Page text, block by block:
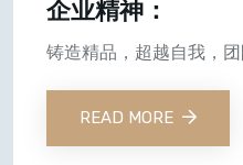
企业精神：
铸造精品，超越自我，团
READ MORE